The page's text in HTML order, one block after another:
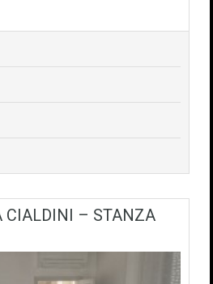
CIALDINI – STANZA